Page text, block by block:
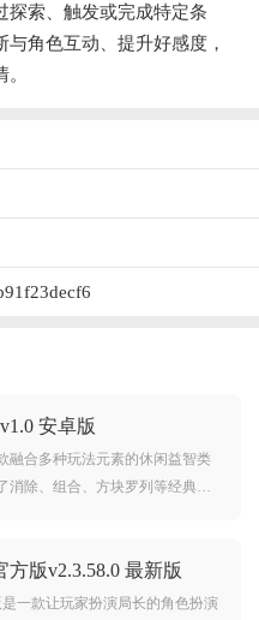
探索、触发或完成特定条
角色互动、提升好感度，
安卓版
融合多种玩法元素的休闲益智类
消除、组合、方块罗列等经典机
版v2.3.58.0 最新版
一款让玩家扮演局长的角色扮演